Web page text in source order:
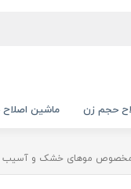
حجم زن ماشین
خشک و آسیب دیده 400 میل (فاقد